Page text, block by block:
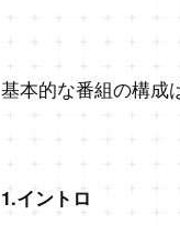
基本的な番組の構成
1.イントロ